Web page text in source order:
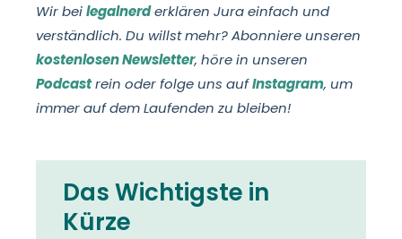
Wir beilegalnerderklären Jura einfach und
verständlich. Du willst mehr? Abonniere unseren
kostenlosen Newsletter, höre in unseren
Podcastrein oder folge uns aufInstagram, um
immer auf dem Laufenden zu bleiben!
Das Wichtigste in
Kürze